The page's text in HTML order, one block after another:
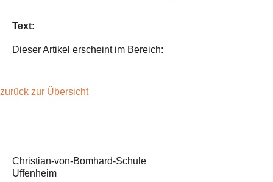
Text:
Dieser Artikel erscheint im Bereich:
zurück zur Übersicht
Christian-von-Bomhard-Schule
Uffenheim